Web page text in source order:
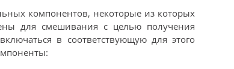
компонентов, некоторые из которых
для смешивания с целью получения
в соответствующую для этого